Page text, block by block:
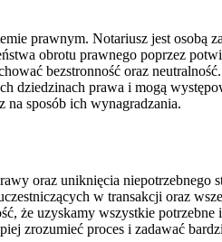
prawnym. Notariusz jest osobą
obrotu prawnego poprzez
bezstronność oraz
dziedzinach prawa i mogą
na sposób ich wynagradzania.
oraz uniknięcia
w transakcji oraz
że uzyskamy wszystkie
zrozumieć proces i zadawać